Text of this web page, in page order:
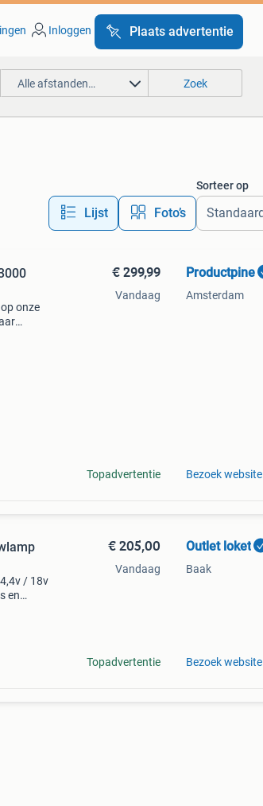
Inloggen Plaats advertentie
Alle afstanden… Zoek
Lijst Foto’s
Sorteer op
onze
€ 299,99
Vandaag
Topadvertentie
Productpine
Amsterdam
Bezoek website
/ 18v
en
€ 205,00
Vandaag
Topadvertentie
Outlet loket
Baak
Bezoek website